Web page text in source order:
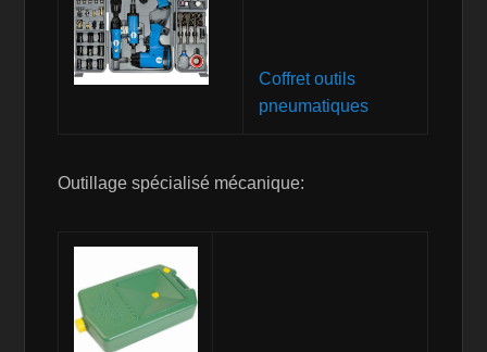
Coffret outils
pneumatiques
Outillage spécialisé mécanique: